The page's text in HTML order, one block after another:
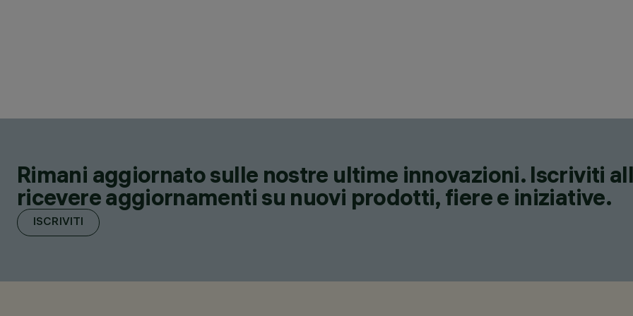
Rimani aggiornato sulle nostre ultime innovazioni. Iscriviti
ricevere aggiornamenti su nuovi prodotti, fiere e iniziative.
ISCRIVITI